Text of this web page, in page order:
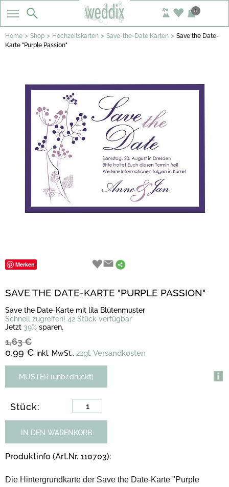
0
Home > Shop > Hochzeitskarten > Save-the-Date Karten > Save the Date-
Karte "Purple Passion"
Merken
SAVE THE DATE-KARTE "PURPLE PASSION"
Save the Date-Karte mit lila Blütenmuster
Schnell zugreifen! 42 Stück verfügbar
Jetzt 39% sparen.
1,63 €
0,99 € inkl. MwSt., zzgl. Versandkosten
MUSTER (unbedruckt)
Stück:
IN DEN WARENKORB
Produktinfo (Art.Nr. 110703):
Die Hintergrundkarte der Save the Date-Karte "Purple